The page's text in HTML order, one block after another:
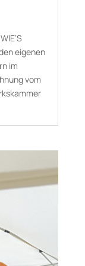
eigenen
im
vom